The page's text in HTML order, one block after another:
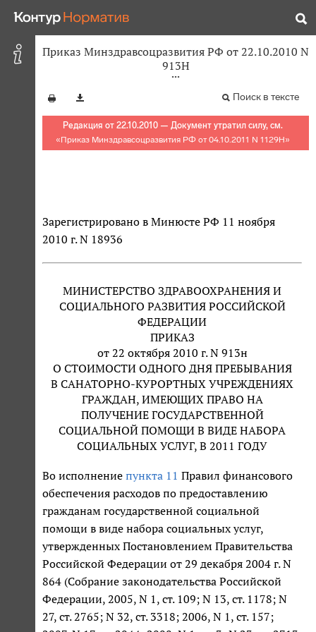
Приказ Минздравсоцразвития РФ от 22.10.2010 N
913Н
Поиск в тексте
Редакция от 22.10.2010 — Документ утратил силу, см.
«Приказ Минздравсоцразвития РФ от 04.10.2011 N 1129Н»
Зарегистрировано в Минюсте РФ 11 ноября
2010 г. N 18936
МИНИСТЕРСТВО ЗДРАВООХРАНЕНИЯ И
СОЦИАЛЬНОГО РАЗВИТИЯ РОССИЙСКОЙ
ФЕДЕРАЦИИ
ПРИКАЗ
от 22 октября 2010 г. N 913н
О СТОИМОСТИ ОДНОГО ДНЯ ПРЕБЫВАНИЯ
В САНАТОРНО-КУРОРТНЫХ УЧРЕЖДЕНИЯХ
ГРАЖДАН, ИМЕЮЩИХ ПРАВО НА
ПОЛУЧЕНИЕ ГОСУДАРСТВЕННОЙ
СОЦИАЛЬНОЙ ПОМОЩИ В ВИДЕ НАБОРА
СОЦИАЛЬНЫХ УСЛУГ, В 2011 ГОДУ
Во исполнение пункта 11 Правил финансового
обеспечения расходов по предоставлению
гражданам государственной социальной
помощи в виде набора социальных услуг,
утвержденных Постановлением Правительства
Российской Федерации от 29 декабря 2004 г. N
864 (Собрание законодательства Российской
Федерации, 2005, N 1, ст. 109; N 13, ст. 1178; N
27, ст. 2765; N 32, ст. 3318; 2006, N 1, ст. 157;